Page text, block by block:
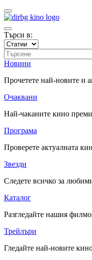
Търси в:
Новини
Прочетете най-новите и
Очаквани
Най-чаканите кино
Програма
Проверете актуалната
Звезди
Следете всичко за
Каталог
Разгледайте нашия
Трейлъри
Гледайте най-новите